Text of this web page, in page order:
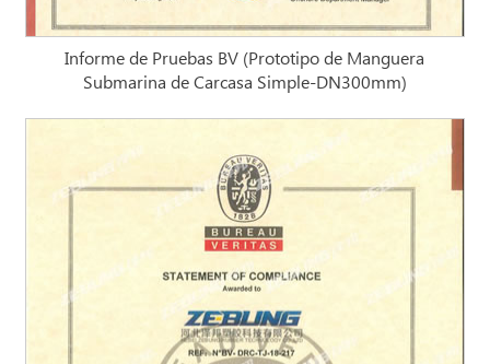
Informe de Pruebas BV (Prototipo de Manguera
Submarina de Carcasa Simple-DN300mm)